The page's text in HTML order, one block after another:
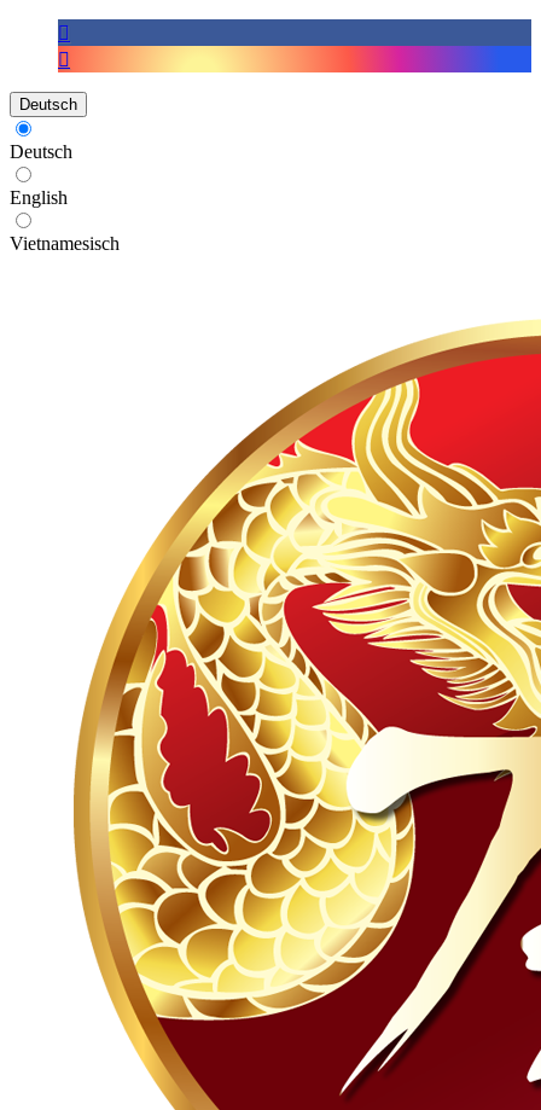
Deutsch
Deutsch
English
Vietnamesisch